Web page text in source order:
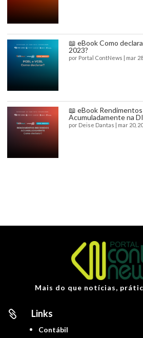
📖 eBook Como
2023?
por Portal ContNews | mar
📖 eBook
Acumuladamente na
por Deise Dantas | mar 20,
Mais do que notícias,
 Links
Contábil